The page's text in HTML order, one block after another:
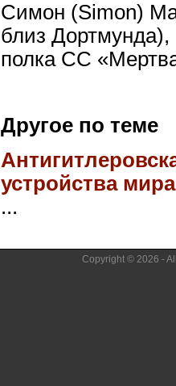
Симон (Simon)
близ
полка СС
Другое по теме
устройства мира
...
Copyright © 2026 -